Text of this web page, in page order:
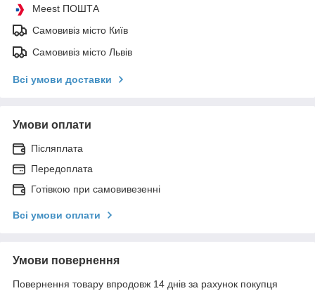
Meest ПОШТА
Самовивіз місто Київ
Самовивіз місто Львів
Всі умови доставки
Умови оплати
Післяплата
Передоплата
Готівкою при самовивезенні
Всі умови оплати
Умови повернення
Повернення товару впродовж 14 днів за рахунок покупця